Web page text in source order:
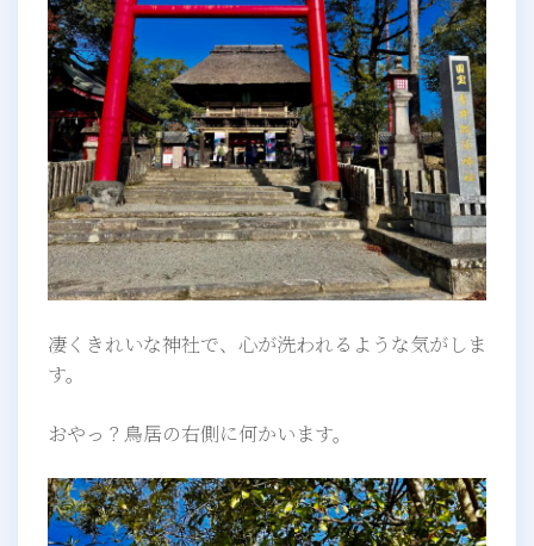
凄くきれいな神社で、心が洗われるような気がしま
す。
おやっ？鳥居の右側に何かいます。